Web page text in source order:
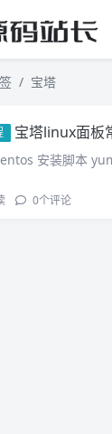
宝塔
宝塔linux面板
安装脚本
0个评论